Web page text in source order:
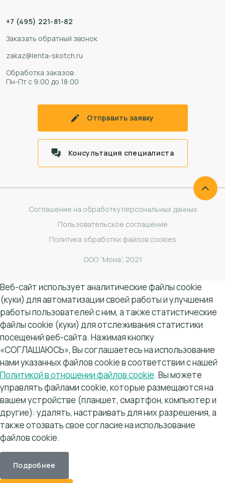
+7 (495) 221-81-82
Заказать обратный звонок
zakaz@lenta-skotch.ru
Обработка заказов:
Пн-Пт с 9:00 до 18:00
Отправить заявку
Консультация специалиста
Соглашение на обработку персональных данных
Пользовательское соглашение
Политика обработки файлов cookies
ООО “Мона”, 2021
Веб-сайт использует аналитические файлы cookie
(куки) для автоматизации своей работы и улучшения
работы пользователей с ним, а также статистические
файлы cookie (куки) для отслеживания статистики
посещений веб-сайта. Нажимая кнопку
«СОГЛАШАЮСЬ», Вы соглашаетесь на использование
нами указанных файлов cookie в соответствии с нашей
Политикой в отношении файлов cookie. Вы можете
управлять файлами cookie, которые размещаются на
вашем устройстве (планшет, смартфон, компьютер и
другие): удалять, настраивать для них разрешения, а
также отозвать свое согласие на использование
файлов cookie.
Подробнее